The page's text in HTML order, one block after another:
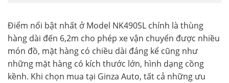
Điểm nổi bật nhất ở Model NK490SL chính là thùng
hàng dài đến 6,2m cho phép xe vận chuyển được nhiều
món đồ, mặt hàng có chiều dài đáng kể cũng như
những mặt hàng có kích thước lớn, hình dạng cồng
kềnh. Khi chọn mua tại Ginza Auto, tất cả những ưu